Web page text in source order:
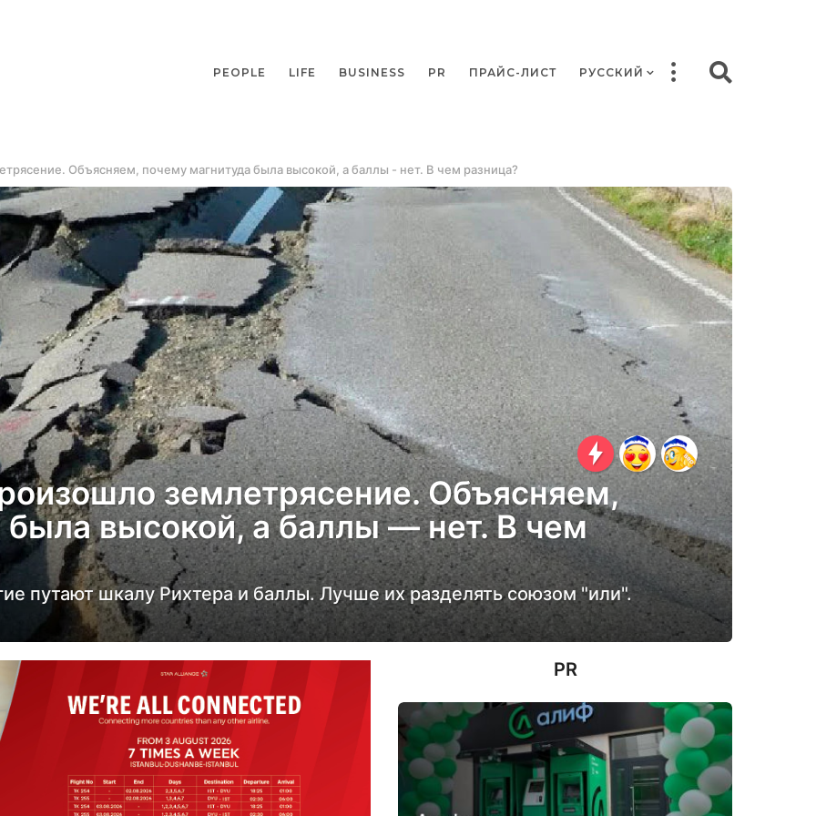
PEOPLE LIFE BUSINESS PR ПРАЙС-ЛИСТ РУССКИЙ
Объясняем, почему магнитуда была высокой, а баллы - нет. В чем разница?
землетрясение. Объясняем,
была высокой, а баллы — нет. В чем
путают шкалу Рихтера и баллы. Лучше их разделять союзом "или".
PR